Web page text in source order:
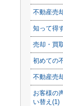
不動産売
知って得
売却・買
初めての
不動産売
お客様の
い替え(1)